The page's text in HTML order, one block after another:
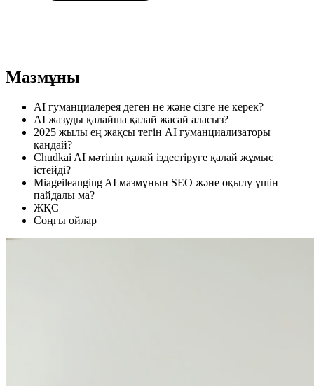
Мазмұны
AI гуманциалерея деген не және сізге не керек?
AI жазуды қалайша қалай жасай аласыз?
2025 жылы ең жақсы тегін AI гуманциализаторы
қандай?
Chudkai AI мәтінін қалай іздестіруге қалай жұмыс
істейді?
Miageileanging AI мазмұнын SEO және оқылу үшін
пайдалы ма?
ЖҚС
Соңғы ойлар